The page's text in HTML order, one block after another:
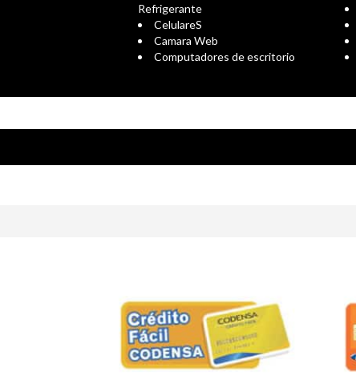
Refrigerante
CelulareS
Camara Web
Computadores de escritorio